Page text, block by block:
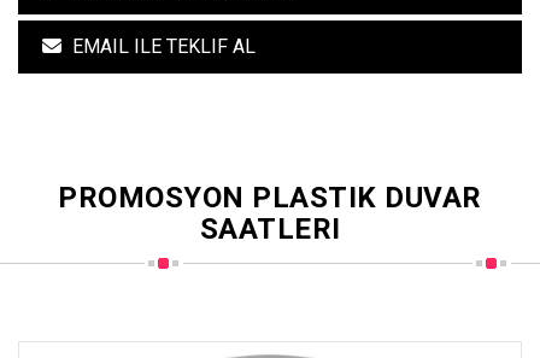
EMAIL ILE TEKLIF AL
PROMOSYON PLASTIK DUVAR
SAATLERI